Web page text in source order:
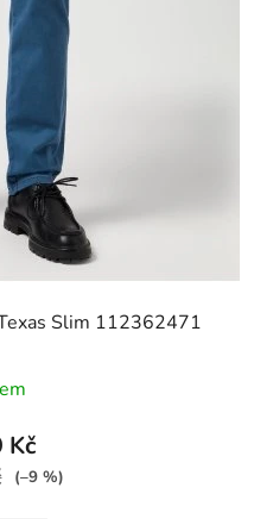
Slim 112362471
Kč
(–9 %)